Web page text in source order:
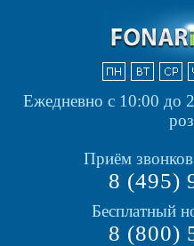
Ежедневно с 10:00 до
Приём
8 (495)
Бесплатный
8 (800)